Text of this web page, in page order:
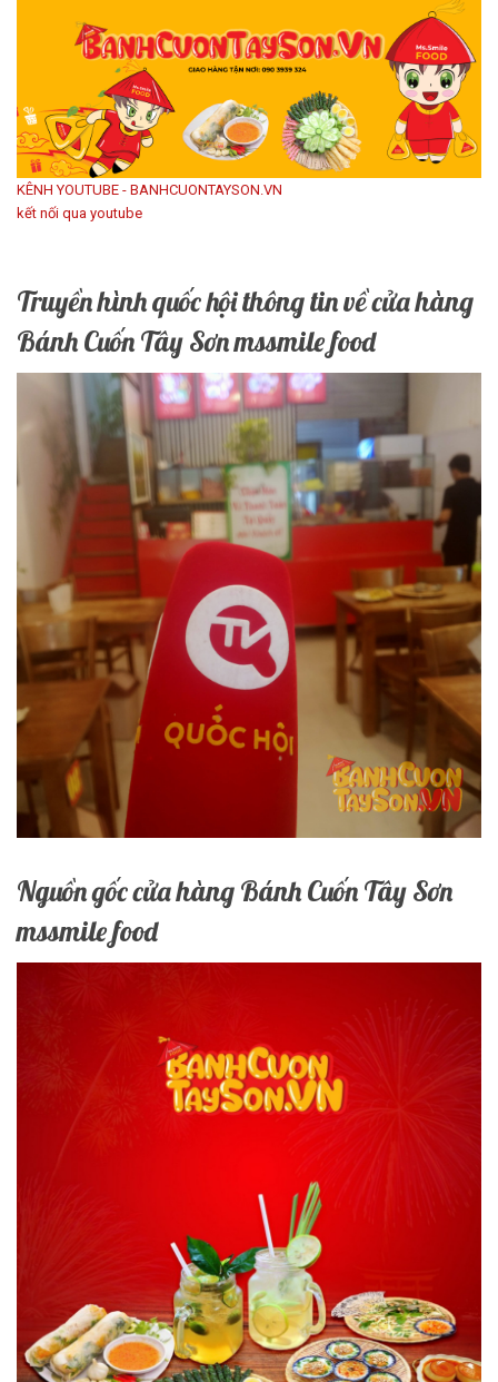
KÊNH YOUTUBE - BANHCUONTAYSON.VN
kết nối qua youtube
Truyền hình quốc hội thông tin về cửa hàng
Bánh Cuốn Tây Sơn mssmile food
Nguồn gốc cửa hàng Bánh Cuốn Tây Sơn
mssmile food